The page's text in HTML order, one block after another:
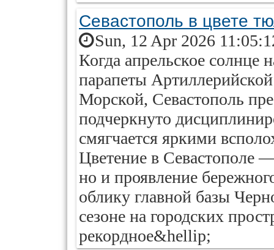
Севастополь в цвете
Sun, 12 Apr 2026
Когда апрельское солнце
парапеты
Морской, Севастополь
подчеркнуто
смягчается яркими
Цветение в Севастополе
но и проявление
облику главной базы
сезоне на городских
рекордное&hellip;